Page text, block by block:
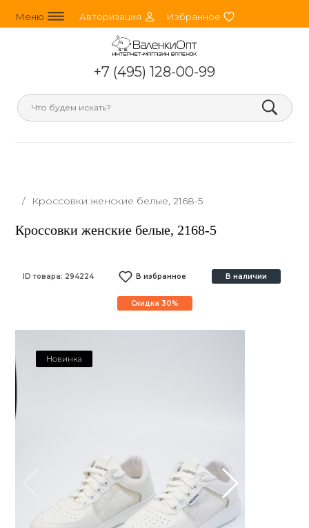
Меню line_horizontal_3 Авторизация person_round Избранное heart
+7 (495) 128-00-99
search
/ Кроссовки женские белые, 2168-5
Кроссовки женские белые, 2168-5
ID товара: 294224 В избранное В наличии
Скидка 30%
Новинка